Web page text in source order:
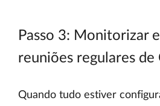
Passo 3: Monitorizar
reuniões regulares de
Quando tudo estiver